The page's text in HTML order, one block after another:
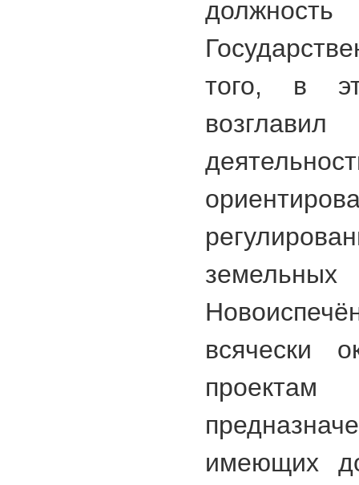
того, в
всячески
имеющих